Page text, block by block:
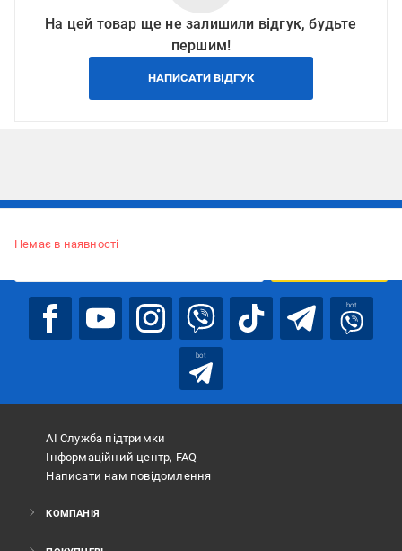
На цей товар ще не залишили відгук, будьте
першим!
НАПИСАТИ ВІДГУК
Немає в наявності
bot
bot
АІ Служба підтримки
Інформаційний центр, FAQ
Написати нам повідомлення
КОМПАНІЯ